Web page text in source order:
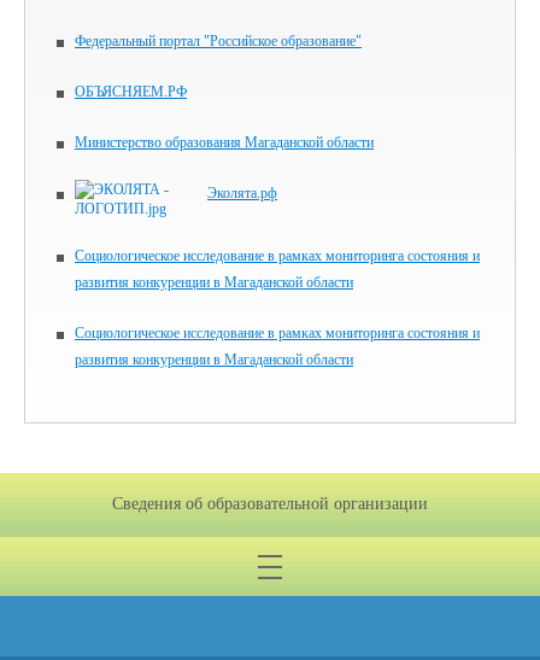
Федеральный портал "Российское образование"
ОБЪЯСНЯЕМ.РФ
Министерство образования Магаданской области
Эколята.рф
Социологическое исследование в рамках мониторинга состояния и
развития конкуренции в Магаданской области
Социологическое исследование в рамках мониторинга состояния и
развития конкуренции в Магаданской области
Сведения об образовательной организации